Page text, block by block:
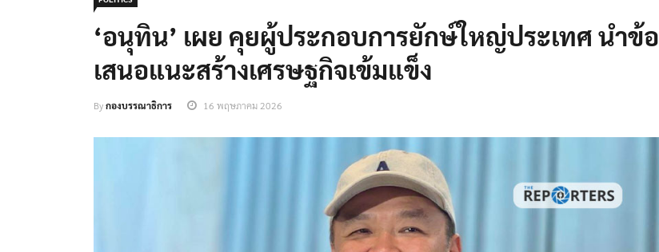
‘อนุทิน’ เผย คุยผู้ประกอบการยักษ์ใหญ่ประเทศ นำข้อ
เสนอแนะสร้างเศรษฐกิจเข้มแข็ง
Byกองบรรณาธิการ 16 พฤษภาคม 2026